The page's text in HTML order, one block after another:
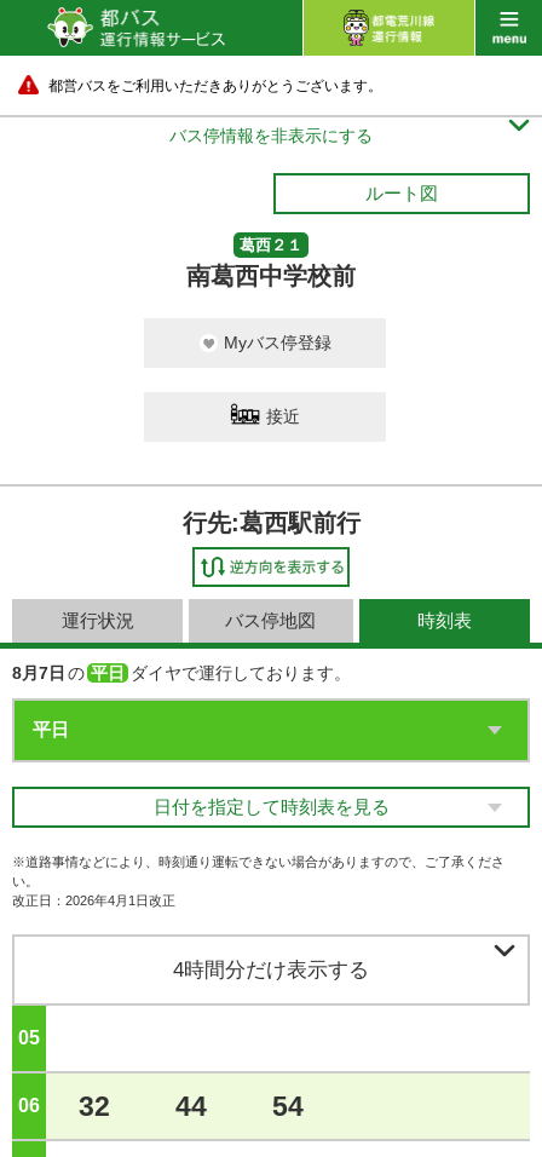
都営バスをご利用いただきありがとうございます。
バス停情報を非表示にする 
ルート図
葛西２１
南葛西中学校前
Myバス停登録
接近
行先:葛西駅前行
運行状況 バス停地図 時刻表
8月7日 の 平日 ダイヤで運行しております。
日付を指定して時刻表を見る
※道路事情などにより、時刻通り運転できない場合がありますので、ご了承くださ
い。
改正日：2026年4月1日改正
4時間分だけ表示する 
05
06 32 44 54